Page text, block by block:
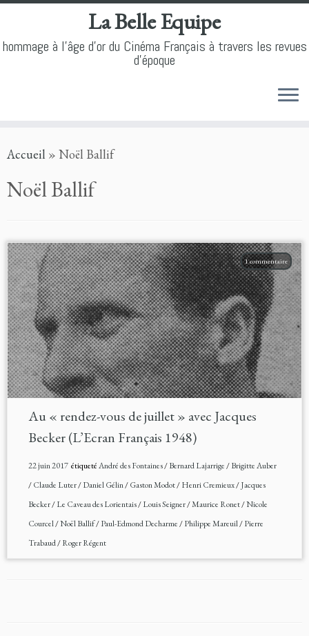
to
La Belle Equipe
hommage à l'âge d'or du Cinéma Français à travers les revues
d'époque
Accueil » Noël Ballif
Noël Ballif
1 commentaire
Au « rendez-vous de juillet » avec Jacques
Becker (L’Ecran Français 1948)
22 juin 2017étiquetéAndré des Fontaines/Bernard Lajarrige/Brigitte Auber
/Claude Luter/Daniel Gélin/Gaston Modot/Henri Cremieux/Jacques
Becker/Le Caveau des Lorientais/Louis Seigner/Maurice Ronet/Nicole
Courcel/Noël Ballif/Paul-Edmond Decharme/Philippe Mareuil/Pierre
Trabaud/Roger Régent